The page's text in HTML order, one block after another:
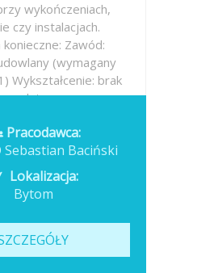
wykończeniach,
czy instalacjach.
Zawód:
(wymagany
Wykształcenie: brak
podstawowe...
wczoraj
Pracodawca:
Sebastian Baciński
Lokalizacja:
Bytom